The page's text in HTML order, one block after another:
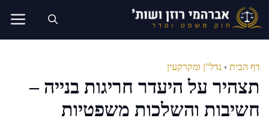
לדלג
לתוכן
דף הבית › נדל"ן ומקרקעין
תצהיר על היעדר חריגות בנייה –
חשיבות והשלכות משפטיות